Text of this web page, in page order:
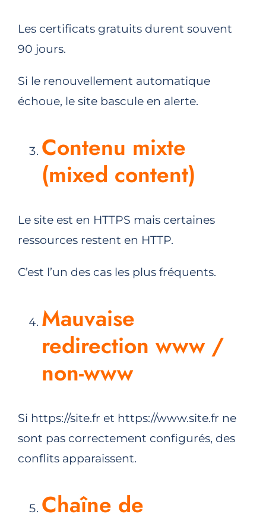
Les certificats gratuits durent souvent
90 jours.
Si le renouvellement automatique
échoue, le site bascule en alerte.
Contenu mixte
(mixed content)
Le site est en HTTPS mais certaines
ressources restent en HTTP.
C’est l’un des cas les plus fréquents.
Mauvaise
redirection www /
non-www
Si https://site.fr et https://www.site.fr ne
sont pas correctement configurés, des
conflits apparaissent.
Chaîne de